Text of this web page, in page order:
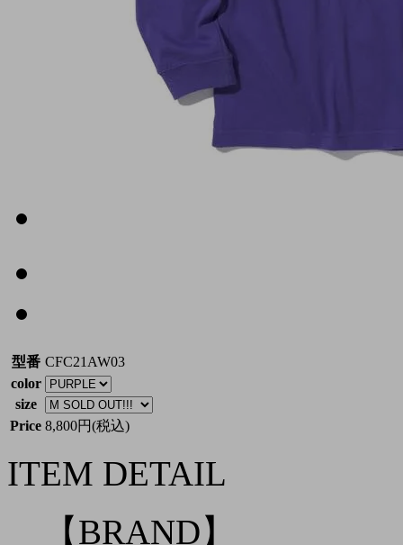
型番 CFC21AW03
color
size
Price 8,800円(税込)
ITEM DETAIL
【BRAND】